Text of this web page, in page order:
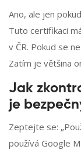
Ano, ale jen
Tuto certifikaci
v ČR. Pokud se
Zatím je většina
Jak
je
Zeptejte se:
používá Google